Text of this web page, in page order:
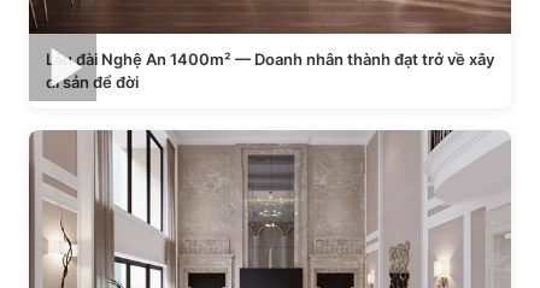
Lâu đài Nghệ An 1400m² — Doanh nhân thành đạt trở về xây
di sản để đời